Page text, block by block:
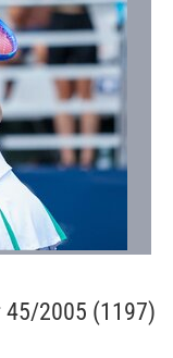
2005 (1197)